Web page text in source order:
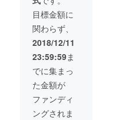
月以降日程は相
談して決めま
しょう！
目標金額に
関わらず、
2018/12/11
23:59:59ま
でに集まっ
た金額が
ファンディ
ングされま